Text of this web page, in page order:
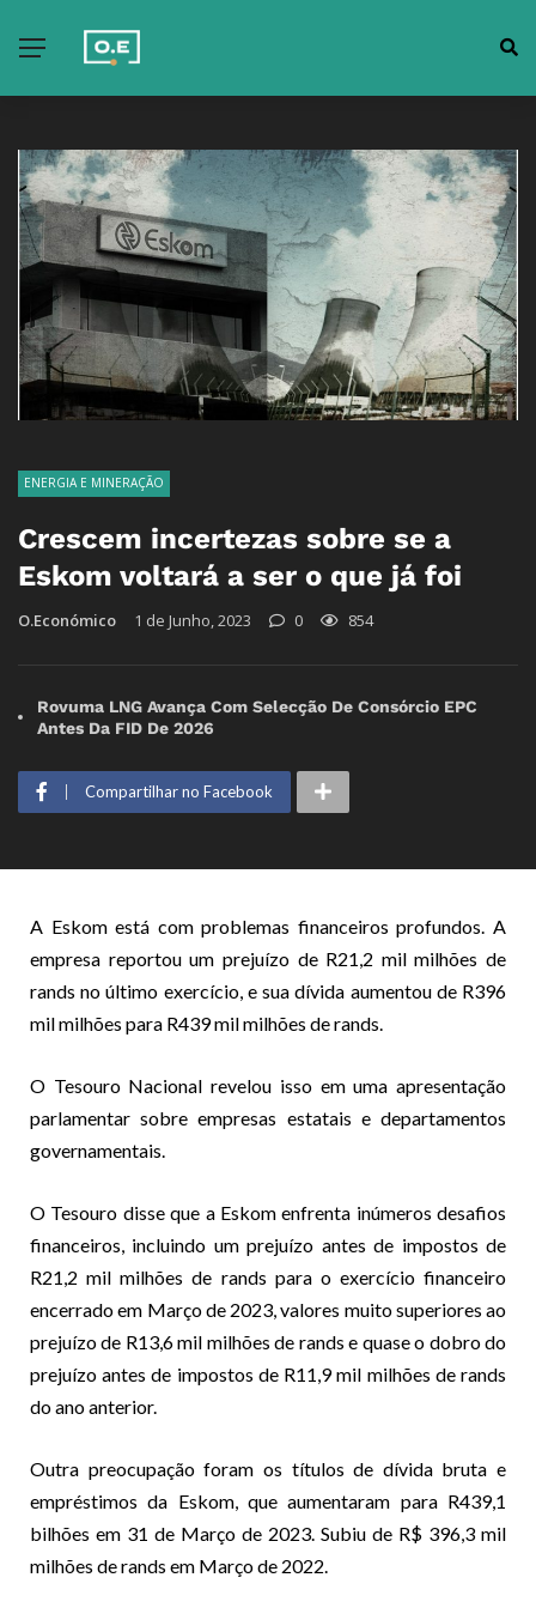
ENERGIA E MINERAÇÃO
Crescem incertezas sobre se a
Eskom voltará a ser o que já foi
O.Económico 1 de Junho, 2023 0 854
Rovuma LNG Avança Com Selecção De Consórcio EPC
Antes Da FID De 2026
Compartilhar no Facebook
A Eskom está com problemas financeiros profundos. A
empresa reportou um prejuízo de R21,2 mil milhões de
rands no último exercício, e sua dívida aumentou de R396
mil milhões para R439 mil milhões de rands.
O Tesouro Nacional revelou isso em uma apresentação
parlamentar sobre empresas estatais e departamentos
governamentais.
O Tesouro disse que a Eskom enfrenta inúmeros desafios
financeiros, incluindo um prejuízo antes de impostos de
R21,2 mil milhões de rands para o exercício financeiro
encerrado em Março de 2023, valores muito superiores ao
prejuízo de R13,6 mil milhões de rands e quase o dobro do
prejuízo antes de impostos de R11,9 mil milhões de rands
do ano anterior.
Outra preocupação foram os títulos de dívida bruta e
empréstimos da Eskom, que aumentaram para R439,1
bilhões em 31 de Março de 2023. Subiu de R$ 396,3 mil
milhões de rands em Março de 2022.